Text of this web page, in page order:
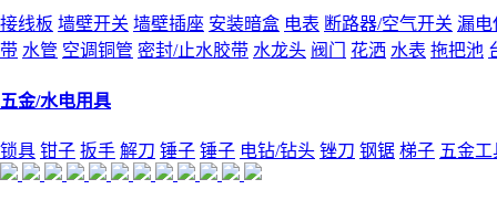
接线板 墙壁开关 墙壁插座 安装暗盒 电表 断路器/空气开关 漏电
带 水管 空调铜管 密封/止水胶带 水龙头 阀门 花洒 水表 拖把池
五金/水电用具
锁具 钳子 扳手 解刀 锤子 锤子 电钻/钻头 锉刀 钢锯 梯子 五金